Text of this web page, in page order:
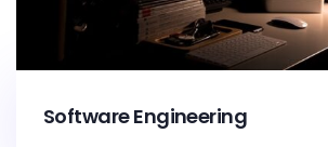
Software Engineering